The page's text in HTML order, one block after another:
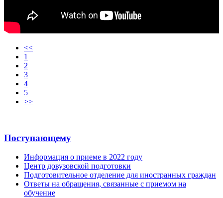
<<
1
2
3
4
5
>>
Поступающему
Информация о приеме в 2022 году
Центр довузовской подготовки
Подготовительное отделение для иностранных граждан
Ответы на обращения, связанные с приемом на
обучение